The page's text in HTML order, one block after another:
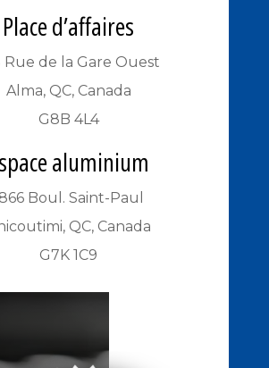
Place d’affaires
Rue de la Gare Ouest
Alma, QC, Canada
G8B 4L4
aluminium
Boul. Saint-Paul
QC, Canada
G7K 1C9